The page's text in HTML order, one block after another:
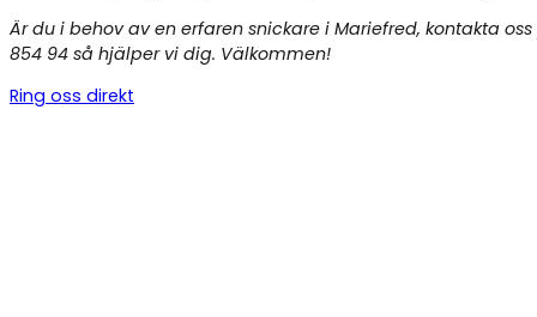
Är du i behov av en erfaren snickare i Mariefred, kontakta
854 94 så hjälper vi dig. Välkommen!
Ring oss direkt